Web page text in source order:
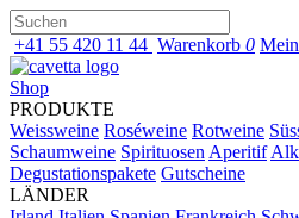
+41 55 420 11 44 Warenkorb 0
Shop
PRODUKTE
Weissweine Roséweine Rotweine
Schaumweine Spirituosen Aperitif
Degustationspakete Gutscheine
LÄNDER